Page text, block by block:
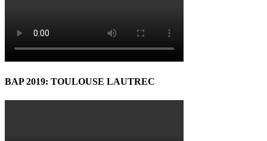
BAP 2019: TOULOUSE LAUTREC